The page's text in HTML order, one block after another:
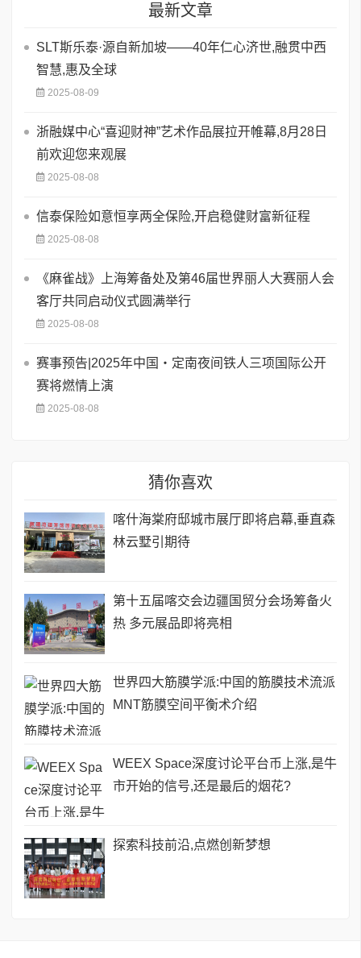
最新文章
SLT斯乐泰·源自新加坡——40年仁心济世,融贯中西
智慧,惠及全球
2025-08-09
浙融媒中心“喜迎财神”艺术作品展拉开帷幕,8月28日
前欢迎您来观展
2025-08-08
信泰保险如意恒享两全保险,开启稳健财富新征程
2025-08-08
《麻雀战》上海筹备处及第46届世界丽人大赛丽人会
客厅共同启动仪式圆满举行
2025-08-08
赛事预告|2025年中国・定南夜间铁人三项国际公开
赛将燃情上演
2025-08-08
猜你喜欢
喀什海棠府邸城市展厅即将启幕,垂直森
林云墅引期待
第十五届喀交会边疆国贸分会场筹备火
热 多元展品即将亮相
世界四大筋膜学派:中国的筋膜技术流派
MNT筋膜空间平衡术介绍
WEEX Space深度讨论平台币上涨,是牛
市开始的信号,还是最后的烟花?
探索科技前沿,点燃创新梦想